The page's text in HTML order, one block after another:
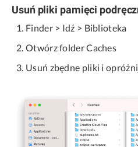
Usuń pliki pamięci
Finder > Idź > Biblioteka
Otwórz folder Caches
Usuń zbędne pliki i